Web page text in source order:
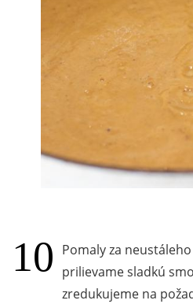
Pomaly za
prilievame sladkú
zredukujeme na